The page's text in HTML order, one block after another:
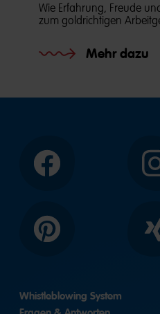
Wie Erfahrung, Freude
zum goldrichtigen
Mehr dazu
Facebook
Pinterest
Whistleblowing System